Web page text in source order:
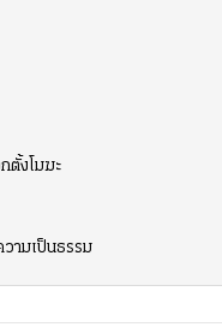
ตั้งโมฆะ
ามเป็นธรรม